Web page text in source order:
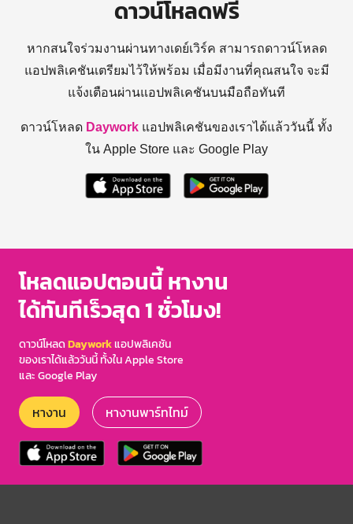
ดาวน์โหลดฟรี
หากสนใจร่วมงานผ่านทางเดย์เวิร์ค สามารถดาวน์โหลด
แอปพลิเคชันเตรียมไว้ให้พร้อม เมื่อมีงานที่คุณสนใจ จะมี
แจ้งเตือนผ่านแอปพลิเคชันบนมือถือทันที
ดาวน์โหลด Daywork แอปพลิเคชันของเราได้แล้ววันนี้ ทั้ง
ใน Apple Store และ Google Play
โหลดแอปตอนนี้ หางาน
ได้ทันทีเร็วสุด 1 ชั่วโมง!
ดาวน์โหลดDayworkแอปพลิเคชัน
ของเราได้แล้ววันนี้ ทั้งใน Apple Store
และ Google Play
หางาน หางานพาร์ทไทม์